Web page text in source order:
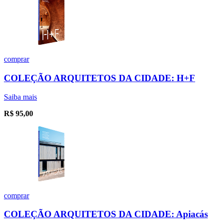
comprar
COLEÇÃO ARQUITETOS DA CIDADE: H+F
Saiba mais
R$ 95,00
comprar
COLEÇÃO ARQUITETOS DA CIDADE: Apiacás